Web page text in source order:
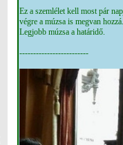
Ez a szemlélet kell most pár
végre a múzsa is megvan hozzá.
Legjobb múzsa a határidő.
-------------------------